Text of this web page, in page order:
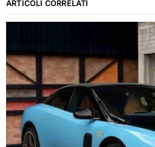
ARTICOLI CORRELATI